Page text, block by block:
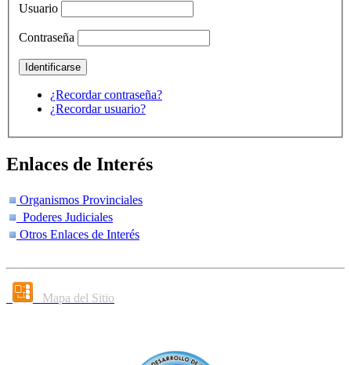
Usuario
Contraseña
¿Recordar contraseña?
¿Recordar usuario?
Enlaces de Interés
Organismos Provinciales
Poderes Judiciales
Otros Enlaces de Interés
Mapa del Sitio